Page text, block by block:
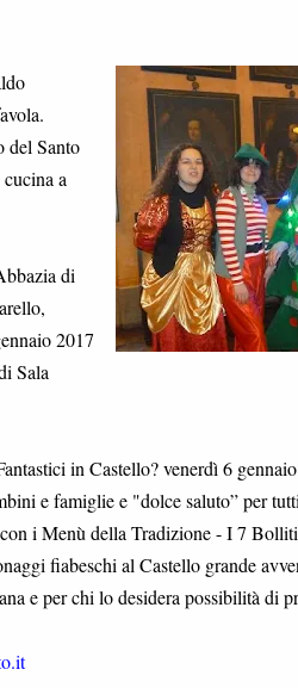
del Santo
a
di
2017
Sala
in Castello? venerdì 6
e famiglie e "dolce saluto” per
i Menù della Tradizione - I 7
fiabeschi al Castello grande
e per chi lo desidera possibilità di